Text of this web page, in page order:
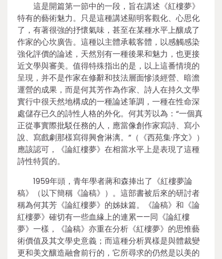
這是開篇第一節中的一段，旨在講述《紅樓夢》
特有的藝術魅力。只是這種講述顯明客觀化、心思化
了，有著很強的抒懷氣味，甚至在某種水平上釀成了
作家的心坎廣告。這種以主體承載客體，以感觸感染
強化評價的論述，天然別有一種後果和魅力，也更接
近文學與審美。值得特殊指出的是，以上這番情境的
呈現，并不是作家在修辭和技法層面慘淡經營、暗澹
運營的成果，而是何其芳作為作家、詩人在持久文學
實行中很天然地構成的一種論述筆調，一種在性命深
處儲存已久的詩性人格的外化。何其芳以為：“一個真
正從事實際批駁任務的人，應當像創作家寫詩、寫小
說、寫戲劇那樣寫得興會淋漓。”（《西苑集·序文》）
應該認可，《論紅樓夢》在相當水平上是表現了這種
詩性特質的。
1959年頭，青年學者蔣和森捧出了《紅樓夢論
稿》（以下簡稱《論稿》）。這部書被后來的研討者
稱為何其芳《論紅樓夢》的姊妹篇。《論稿》和《論
紅樓夢》確切有一些血緣上的連累——同《論紅樓
夢》一樣，《論稿》亦重在分析《紅樓夢》的思惟藝
術價值及其文學史意義；而這種分析異樣是與體裁變
更和美文釀造融會前行的，它所尋求的仍然是以美的